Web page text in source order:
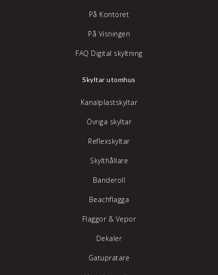
På Kontoret
På Visningen
FAQ Digital skyltning
Skyltar utomhus
Kanalplastskyltar
Övriga skyltar
Reflexskyltar
Skylthållare
Banderoll
Beachflagga
Flaggor & Vepor
Dekaler
Gatupratare